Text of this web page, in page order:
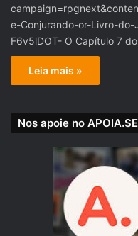
e-Conjurando-or-Livro-
F6v5lDOT- O Capítulo 7
Leia mais »
Nos apoie no APOIA.SE